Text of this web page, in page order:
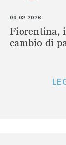
09.02.2026
Fiorentina,
cambio di